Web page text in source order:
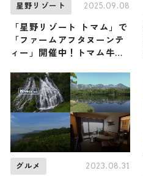
星野リゾート 2025.09.08
「星野リゾート トマム」で
「ファームアフタヌーンテ
ィー」開催中！トマム牛乳
リーで秋の北海道を丸ごと
堪能
グルメ 2023.08.31